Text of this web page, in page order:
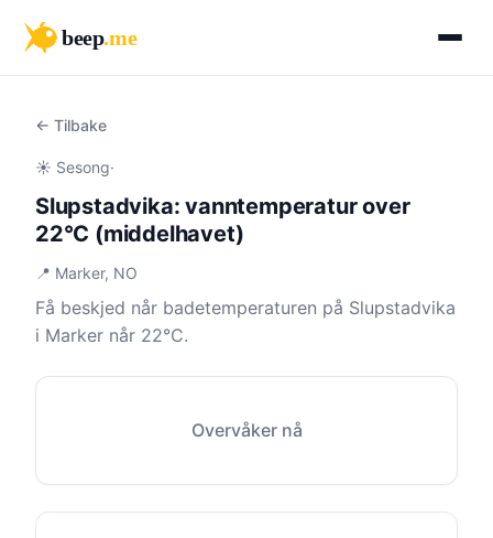
beep.me
← Tilbake
☀️ Sesong·
Slupstadvika: vanntemperatur over
22°C (middelhavet)
📍 Marker, NO
Få beskjed når badetemperaturen på Slupstadvika
i Marker når 22°C.
Overvåker nå